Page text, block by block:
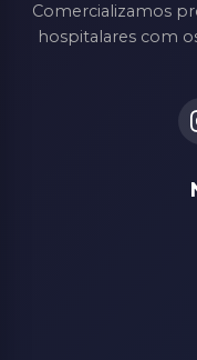
Comercializamos
hospitalares com